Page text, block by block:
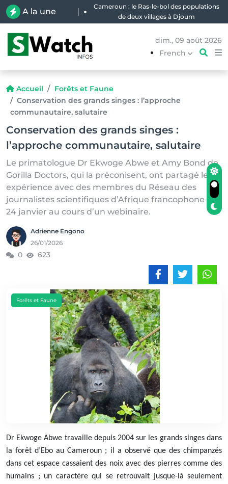
A la une |
Cameroun : le Ras-le-bol des populations
de deux villages à Djoum
dim., 09 août 2026
French
Accueil
Forêts et Faune
Conservation des grands singes : l’approche
communautaire, salutaire
Conservation des grands singes :
l’approche communautaire, salutaire
Le primatologue Dr Ekwoge Abwe et Amy Bond de
Gorilla Doctors, qui la préconisent, ont partagé leur
expérience avec des membres du Réseau des
journalistes scientifiques d’Afrique francophone le
24 janvier au cours d’un webinaire.
Adrienne Engono
26/01/2026
0 623
Forêts et Faune
Dr Ekwoge Abwe travaille depuis 2004 sur les grands singes dans
la forêt d’Ebo au Cameroun ; il a observé que des chimpanzés
dans cet espace cassaient des noix avec des pierres comme des
humains ; un caractère qui se retrouvait jusque-là seulement